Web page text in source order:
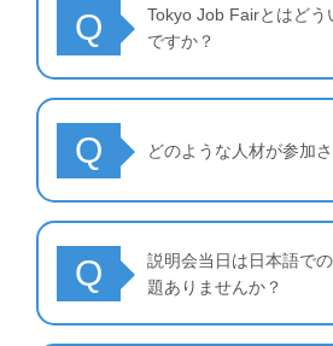
Q
Tokyo Job Fairとはどう
ですか？
Q どのような人材が参加
Q
説明会当日は日本語で
題ありませんか？